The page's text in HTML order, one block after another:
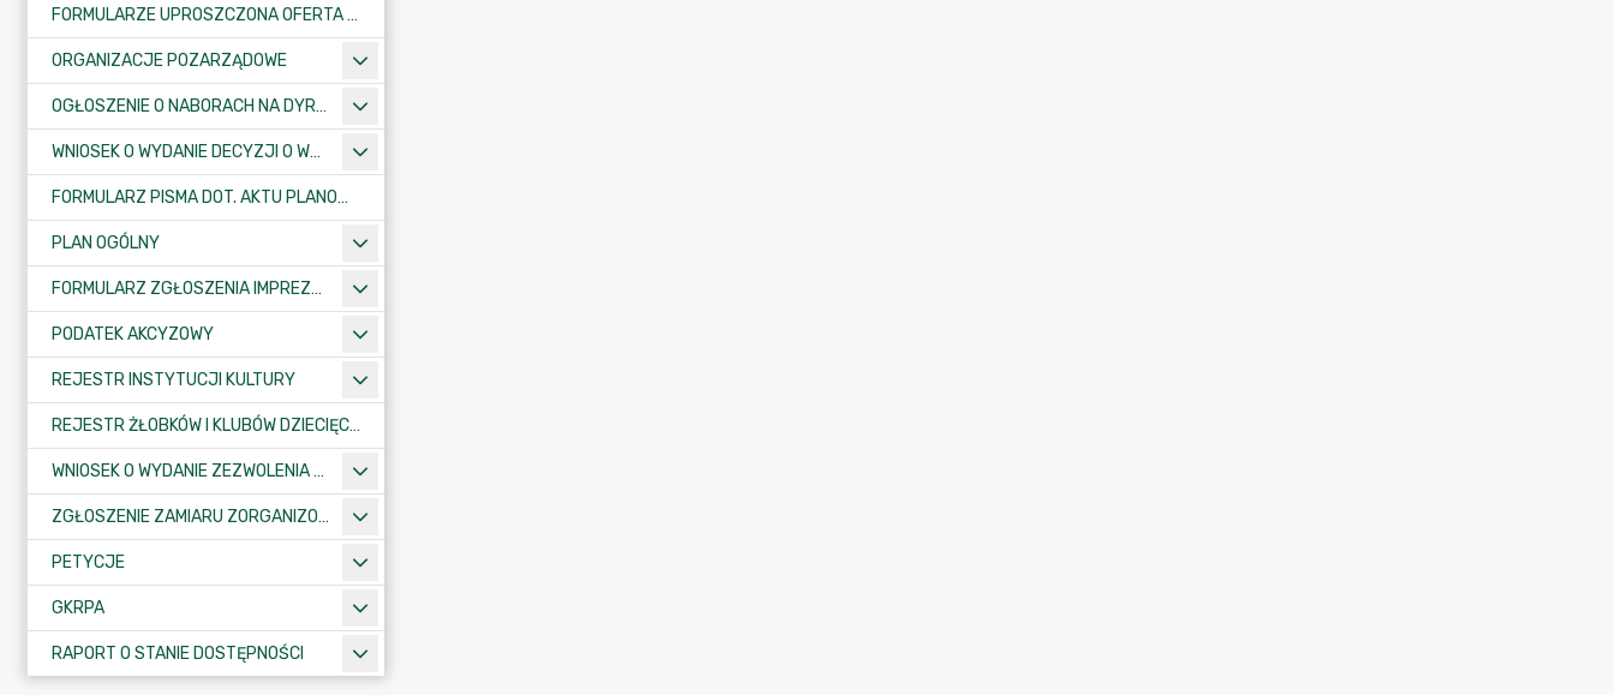
FORMULARZE UPROSZCZONA OFERTA WYKONANIA ZADANIA PUBLICZNEGO
ORGANIZACJE POZARZĄDOWE
OGŁOSZENIE O NABORACH NA DYREKTORÓW PLACÓWEK OŚWIATOWYCH
WNIOSEK O WYDANIE DECYZJI O WARUNKACH ZABUDOWY/O USTALENIE INWESTYCJI CELU PUBLICZNEGO
FORMULARZ PISMA DOT. AKTU PLANOWANIA PRZESTRZENNEGO
PLAN OGÓLNY
FORMULARZ ZGŁOSZENIA IMPREZY SPORTOWO-REKREACYJNEJ, ARTYSTYCZNEJ LUB ROZRYWKOWEJ
PODATEK AKCYZOWY
REJESTR INSTYTUCJI KULTURY
REJESTR ŻŁOBKÓW I KLUBÓW DZIECIĘCYCH
WNIOSEK O WYDANIE ZEZWOLENIA NA ZAJĘCIE PASA DROGOWEGO
ZGŁOSZENIE ZAMIARU ZORGANIZOWANIA ZGROMADZENIA
PETYCJE
GKRPA
RAPORT O STANIE DOSTĘPNOŚCI